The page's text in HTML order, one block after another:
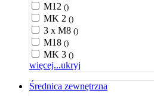
M12 ()
MK 2 ()
3 x M8 ()
M18 ()
MK 3 ()
więcej...ukryj
Średnica zewnętrzna